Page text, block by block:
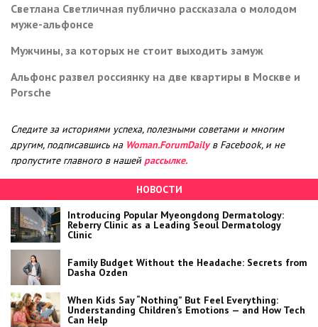
Светлана Светличная публично рассказала о молодом
муже-альфонсе
Мужчины, за которых не стоит выходить замуж
Альфонс развел россиянку на две квартиры в Москве и
Porsche
Следите за историями успеха, полезными советами и многим
другим, подписавшись на Woman.ForumDailyв Facebook, и не
пропустите главного в нашей рассылке.
НОВОСТИ
Introducing Popular Myeongdong Dermatology:
Reberry Clinic as a Leading Seoul Dermatology
Clinic
Family Budget Without the Headache: Secrets from
Dasha Ozden
When Kids Say “Nothing” But Feel Everything:
Understanding Children’s Emotions — and How Tech
Can Help